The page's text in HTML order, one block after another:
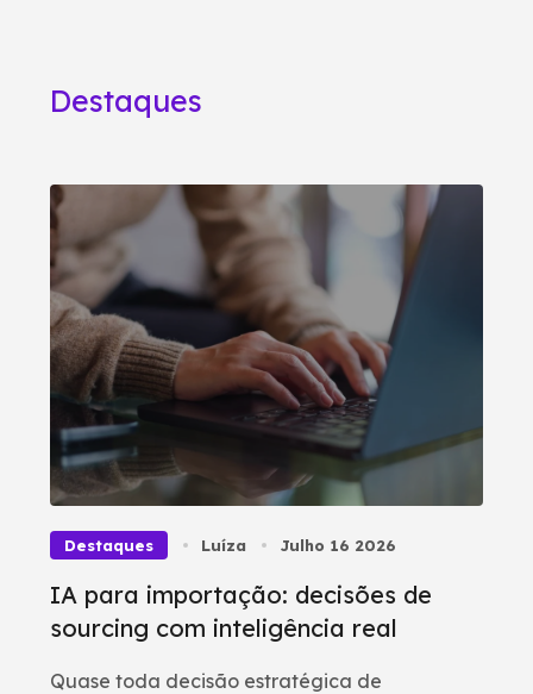
Destaques
Destaques Luíza Julho 16 2026
IA para importação: decisões de
sourcing com inteligência real
Quase toda decisão estratégica de